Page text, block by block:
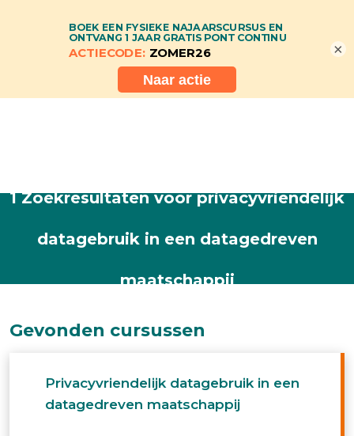
1 Zoekresultaten voor privacyvriendelijk
datagebruik in een datagedreven
maatschappij
Gevonden cursussen
Privacyvriendelijk datagebruik in een
datagedreven maatschappij
×